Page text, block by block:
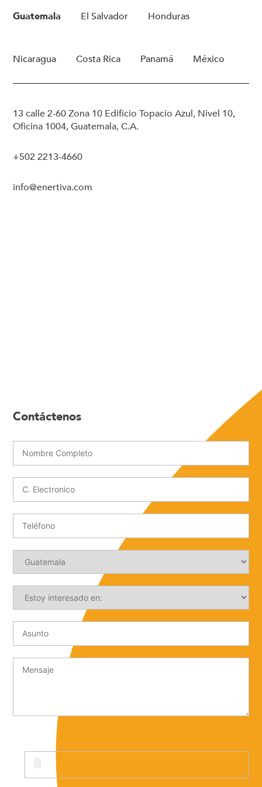
Guatemala El Salvador Honduras
Nicaragua Costa Rica Panamá México
13 calle 2-60 Zona 10 Edificio Topacio Azul, Nivel 10,
Oficina 1004, Guatemala, C.A.
+502 2213-4660
info@enertiva.com
Contáctenos